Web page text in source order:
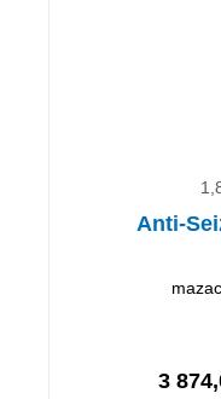
Anti-
3